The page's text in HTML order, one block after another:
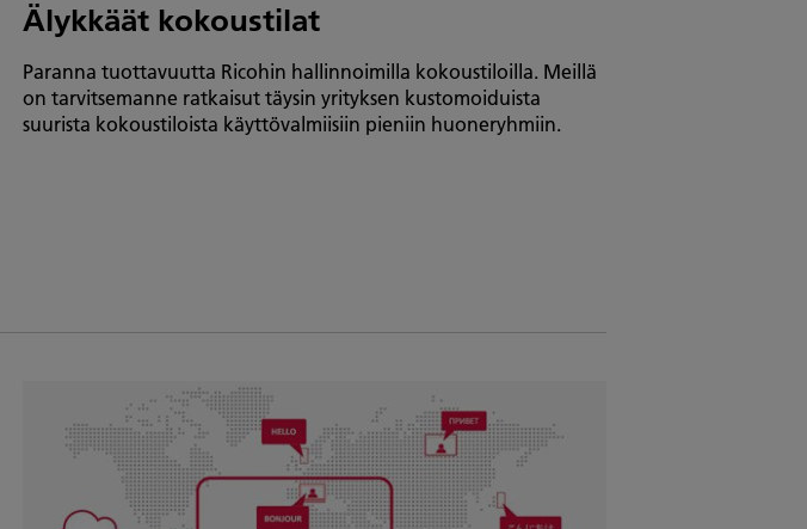
Älykkäät kokoustilat
Paranna tuottavuutta Ricohin hallinnoimilla kokoustiloilla. Meillä
on tarvitsemanne ratkaisut täysin yrityksen kustomoiduista
suurista kokoustiloista käyttövalmiisiin pieniin huoneryhmiin.